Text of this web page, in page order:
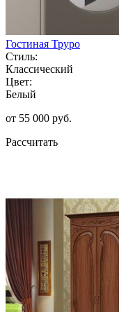
Гостиная Труро
Стиль:
Классический
Цвет:
Белый
от 55 000 руб.
Рассчитать